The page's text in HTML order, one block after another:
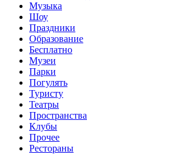
Музыка
Шоу
Праздники
Образование
Бесплатно
Музеи
Парки
Погулять
Туристу
Театры
Пространства
Клубы
Прочее
Рестораны